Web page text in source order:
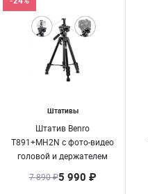
Штативы
Штатив Benro
T891+MH2N c фото-видео
головой и держателем
7 890 ₽5 990 ₽